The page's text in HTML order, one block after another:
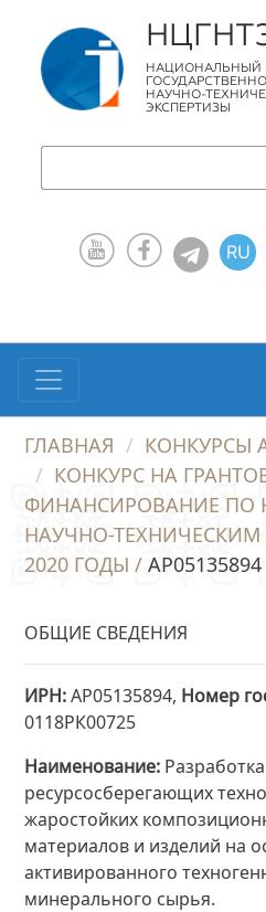
НАЦИОНАЛЬНЫЙ
НАУЧНО-
ЭКСПЕРТИЗЫ
RU
ГЛАВНАЯ КОНКУРСЫ
КОНКУРС НА
ФИНАНСИРОВАНИЕ ПО
НАУЧНО-ТЕХНИЧЕСКИМ
2020 ГОДЫ /AP05135894
ОБЩИЕ СВЕДЕНИЯ
ИРН AP05135894, Номер
0118РК00725
Наименование
ресурсосберегающих
жаростойких
материалов и изделий на
активированного
минерального сырья.